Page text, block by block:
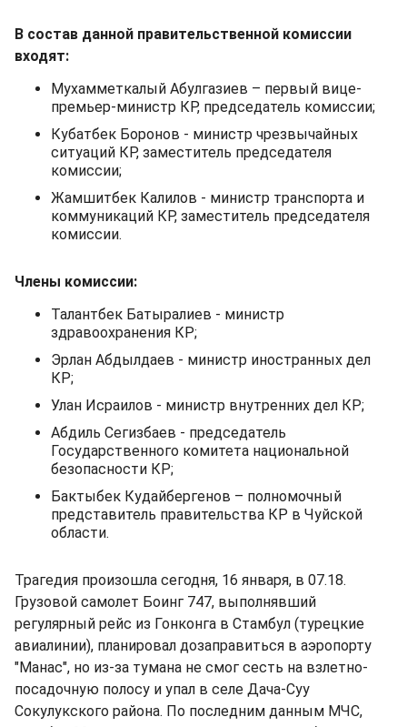
В состав данной правительственной комиссии
входят:
Мухамметкалый Абулгазиев – первый вице-
премьер-министр КР, председатель комиссии;
Кубатбек Боронов - министр чрезвычайных
ситуаций КР, заместитель председателя
комиссии;
Жамшитбек Калилов - министр транспорта и
коммуникаций КР, заместитель председателя
комиссии.
Члены комиссии:
Талантбек Батыралиев - министр
здравоохранения КР;
Эрлан Абдылдаев - министр иностранных дел
КР;
Улан Исраилов - министр внутренних дел КР;
Абдиль Сегизбаев - председатель
Государственного комитета национальной
безопасности КР;
Бактыбек Кудайбергенов – полномочный
представитель правительства КР в Чуйской
области.
Трагедия произошла сегодня, 16 января, в 07.18.
Грузовой самолет Боинг 747, выполнявший
регулярный рейс из Гонконга в Стамбул (турецкие
авиалинии), планировал дозаправиться в аэропорту
"Манас", но из-за тумана не смог сесть на взлетно-
посадочную полосу и упал в селе Дача-Суу
Сокулукского района. По последним данным МЧС,